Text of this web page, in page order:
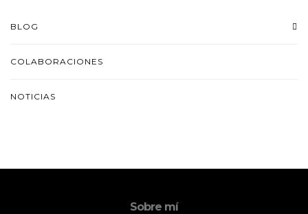
BLOG
COLABORACIONES
NOTICIAS
Sobre mí